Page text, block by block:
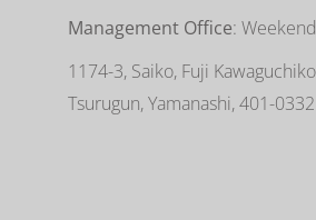
Management Office:
1174-3, Saiko, Fuji
Tsurugun, Yamanashi, 401-0332